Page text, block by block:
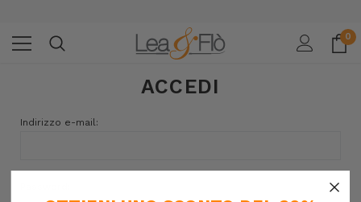
0
ACCEDI
Indirizzo e-mail:
×